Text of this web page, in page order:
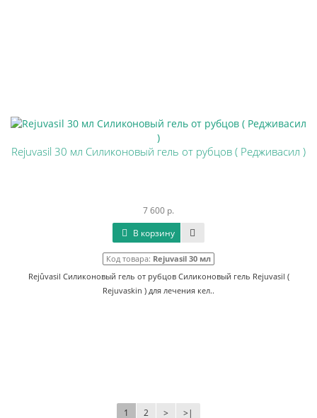
Rejuvasil 30 мл Силиконовый гель от рубцов ( Редживасил )
7 600 р.
В корзину
Код товара: Rejuvasil 30 мл
Rejûvasil Силиконовый гель от рубцов Силиконовый гель Rejuvasil (
Rejuvaskin ) для лечения кел..
1 2 > >|